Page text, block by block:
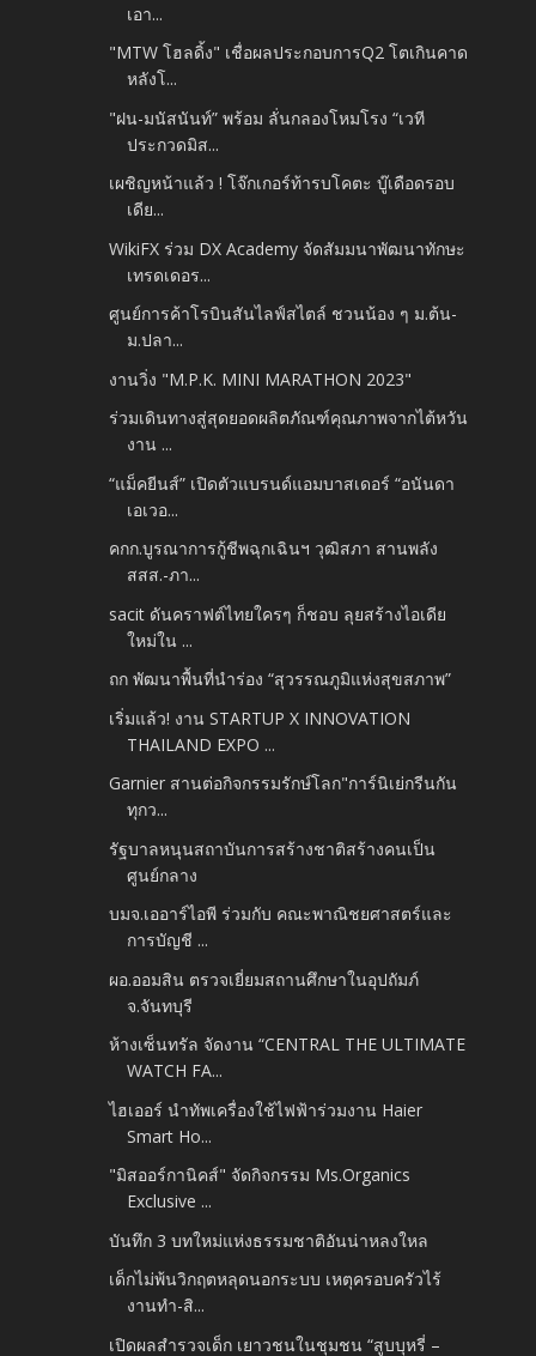
เอา...
"MTW โฮลดิ้ง" เชื่อผลประกอบการQ2 โตเกินคาด
หลังโ...
"ฝน-มนัสนันท์” พร้อม ลั่นกลองโหมโรง “เวที
ประกวดมิส...
เผชิญหน้าแล้ว ! โจ๊กเกอร์ท้ารบโคตะ บู๊เดือดรอบ
เดีย...
WikiFX ร่วม DX Academy จัดสัมมนาพัฒนาทักษะ
เทรดเดอร...
ศูนย์การค้าโรบินสันไลฟ์สไตล์ ชวนน้อง ๆ ม.ต้น-
ม.ปลา...
งานวิ่ง "M.P.K. MINI MARATHON 2023"
ร่วมเดินทางสู่สุดยอดผลิตภัณฑ์คุณภาพจากไต้หวัน
งาน ...
“แม็คยีนส์” เปิดตัวแบรนด์แอมบาสเดอร์ “อนันดา
เอเวอ...
คกก.บูรณาการกู้ชีพฉุกเฉินฯ วุฒิสภา สานพลัง
สสส.-ภา...
sacit ดันคราฟต์ไทยใครๆ ก็ชอบ ลุยสร้างไอเดีย
ใหม่ใน ...
ถก พัฒนาพื้นที่นำร่อง “สุวรรณภูมิแห่งสุขสภาพ”
เริ่มแล้ว! งาน STARTUP X INNOVATION
THAILAND EXPO ...
Garnier สานต่อกิจกรรมรักษ์โลก"การ์นิเย่กรีนกัน
ทุกว...
รัฐบาลหนุนสถาบันการสร้างชาติสร้างคนเป็น
ศูนย์กลาง
บมจ.เออาร์ไอพี ร่วมกับ คณะพาณิชยศาสตร์และ
การบัญชี ...
ผอ.ออมสิน ตรวจเยี่ยมสถานศึกษาในอุปถัมภ์
จ.จันทบุรี
ห้างเซ็นทรัล จัดงาน “CENTRAL THE ULTIMATE
WATCH FA...
ไฮเออร์ นำทัพเครื่องใช้ไฟฟ้าร่วมงาน Haier
Smart Ho...
"มิสออร์กานิคส์" จัดกิจกรรม Ms.Organics
Exclusive ...
บันทึก 3 บทใหม่แห่งธรรมชาติอันน่าหลงใหล
เด็กไม่พ้นวิกฤตหลุดนอกระบบ เหตุครอบครัวไร้
งานทำ-สิ...
เปิดผลสำรวจเด็ก เยาวชนในชุมชน “สูบบุหรี่ –